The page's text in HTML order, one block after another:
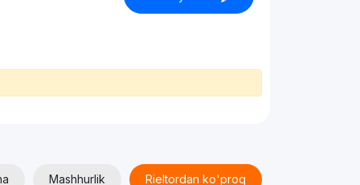
Mashhurlik Rieltordan ko'proq